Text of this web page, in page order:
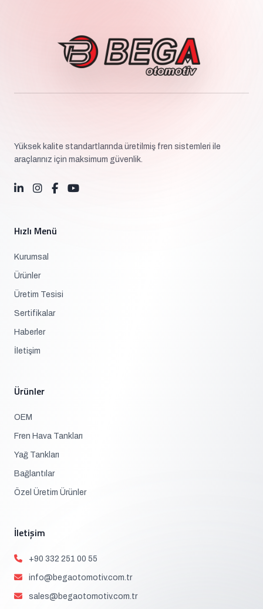
Yüksek kalite standartlarında üretilmiş fren sistemleri ile
araçlarınız için maksimum güvenlik.
Hızlı Menü
Kurumsal
Ürünler
Üretim Tesisi
Sertifikalar
Haberler
İletişim
Ürünler
OEM
Fren Hava Tankları
Yağ Tankları
Bağlantılar
Özel Üretim Ürünler
İletişim
+90 332 251 00 55
info@begaotomotiv.com.tr
sales@begaotomotiv.com.tr